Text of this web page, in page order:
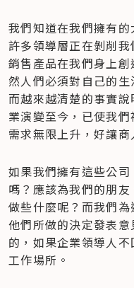
我們知道在我們擁有的
許多領導層正在剝削
銷售產品在我們身上
然人們必須對自己的
而越來越清楚的事實
業演變至今，已使我
需求無限上升，好讓
如果我們擁有這些公
嗎？應該為我們的朋
做些什麼呢？而我們
他們所做的決定發表
的，如果企業領導人
工作場所。